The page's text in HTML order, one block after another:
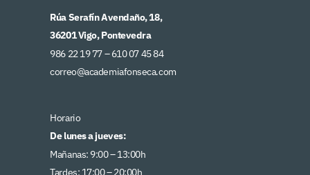
Rúa Serafín Avendaño, 18,
36201 Vigo, Pontevedra
986 22 19 77 –610 07 45 84
correo@academiafonseca.com
Horario
De lunes a jueves:
Mañanas: 9:00 – 13:00h
Tardes: 17:00 – 20:00h